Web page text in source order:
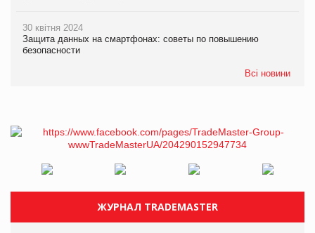
30 квітня 2024
Защита данных на смартфонах: советы по повышению
безопасности
Всі новини
ЖУРНАЛ TRADEMASTER